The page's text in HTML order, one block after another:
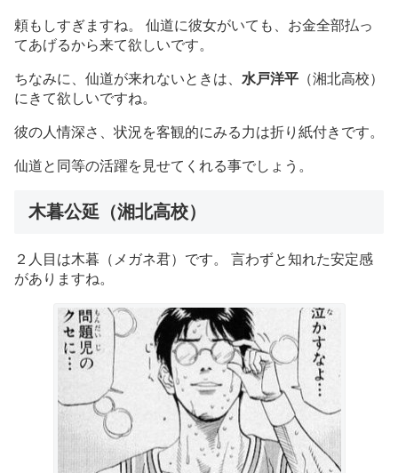
頼もしすぎますね。 仙道に彼女がいても、お金全部払っ
てあげるから来て欲しいです。
ちなみに、仙道が来れないときは、 水戸洋平 （湘北高校）
にきて欲しいですね。
彼の人情深さ、状況を客観的にみる力は折り紙付きです。
仙道と同等の活躍を見せてくれる事でしょう。
木暮公延（湘北高校）
２人目は木暮（メガネ君）です。 言わずと知れた安定感
がありますね。